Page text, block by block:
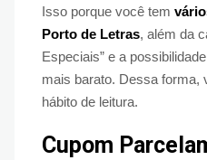
Isso porque você tem
Porto de Letras, além da
Especiais” e a
mais barato. Dessa forma,
hábito de leitura.
Cupom